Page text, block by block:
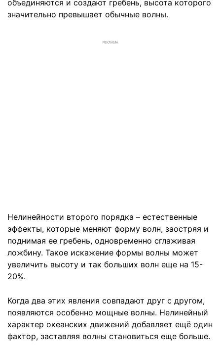
объединяются и создают гребень, высота которого
значительно превышает обычные волны.
РЕКЛАМА
Нелинейности второго порядка – естественные
эффекты, которые меняют форму волн, заостряя и
поднимая ее гребень, одновременно сглаживая
ложбину. Такое искажение формы волны может
увеличить высоту и так больших волн еще на 15-
20%.
Когда два этих явления совпадают друг с другом,
появляются особенно мощные волны. Нелинейный
характер океанских движений добавляет ещё один
фактор, заставляя волны становиться еще больше.